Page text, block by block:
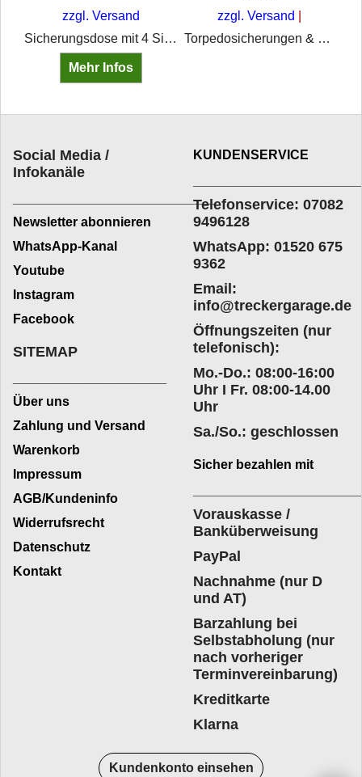
zzgl. Versand
Sicherungsdose mit 4 Sicherungsplätzen schwarz mit Schraube
Mehr Infos
zzgl. Versand
Torpedosicherungen & Zubehör – universal für Traktoren & Schlepper
Social Media /
Infokanäle
_________________________
Newsletter abonnieren
WhatsApp-Kanal
Youtube
Instagram
Facebook
KUNDENSERVICE
Telefonservice: 07082
9496128
WhatsApp: 01520 675
9362
Email:
info@treckergarage.de
Öffnungszeiten (nur
telefonisch):
Mo.-Do.: 08:00-16:00
Uhr I Fr. 08:00-14.00
Uhr
Sa./So.: geschlossen
SITEMAP
Über uns
Zahlung und Versand
Warenkorb
Impressum
AGB/Kundeninfo
Widerrufsrecht
Datenschutz
Kontakt
Sicher bezahlen mit
Vorauskasse /
Banküberweisung
PayPal
Nachnahme (nur D
und AT)
Barzahlung bei
Selbstabholung (nur
nach vorheriger
Terminvereinbarung)
Kreditkarte
Klarna
Kundenkonto einsehen